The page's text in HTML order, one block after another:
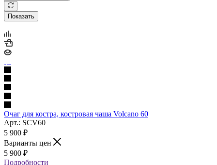
Показать
Очаг для костра, костровая чаша Volcano 60
Арт.: SCV60
5 900 ₽
Варианты цен
5 900 ₽
Подробности